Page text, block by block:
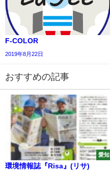
F-COLOR
2019年8月22日
おすすめの記事
愛知
環境情報誌『Risa』(リサ)